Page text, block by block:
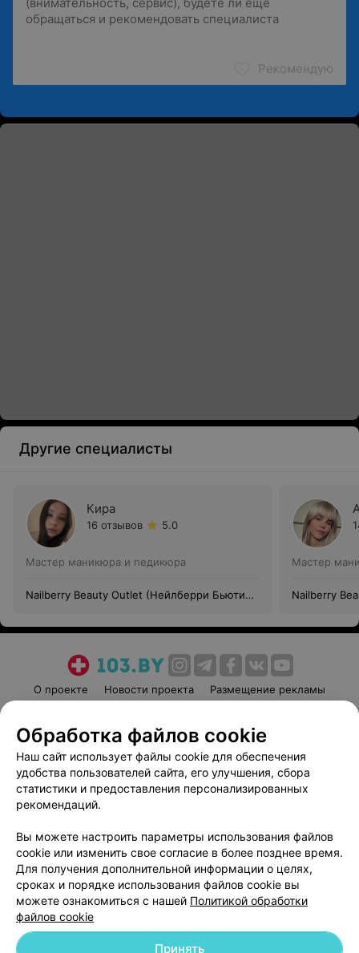
Рекомендую
Другие специалисты
Кира
16 отзывов 5.0
Мастер маникюра и педикюра
Nailberry Beauty Outlet (Нейлберри Бьюти
Мастер
Nailberry
О проекте Новости проекта
Размещение рекламы
Пользовательское соглашение
Способы оплаты
Вакансии
Партнеры
Написать руководителю 103.by
Обработка персональных данных
Обработка файлов cookie
Наш сайт использует файлы cookie для обеспечения
удобства пользователей сайта, его улучшения, сбора
статистики и предоставления персонализированных
рекомендаций.
Вы можете настроить параметры использования файлов
cookie или изменить свое согласие в более позднее время.
Для получения дополнительной информации о целях,
сроках и порядке использования файлов cookie вы
можете ознакомиться с нашей Политикой обработки
файлов cookie
Принять